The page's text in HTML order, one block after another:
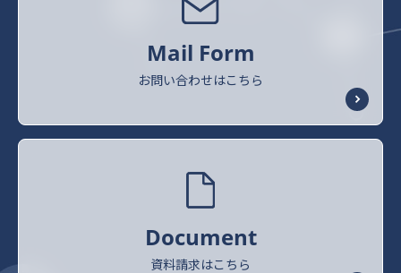
Mail Form
お問い合わせはこちら
Document
資料請求はこちら